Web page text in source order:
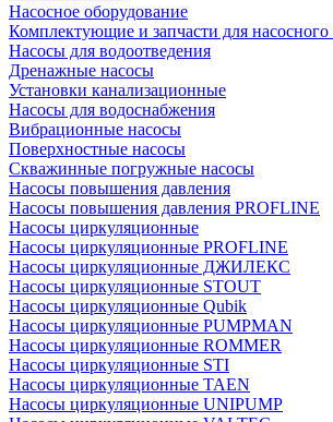
Насосное оборудование
Комплектующие и запчасти для насосного
Насосы для водоотведения
Дренажные насосы
Установки канализационные
Насосы для водоснабжения
Вибрационные насосы
Поверхностные насосы
Скважинные погружные насосы
Насосы повышения давления
Насосы повышения давления PROFLINE
Насосы циркуляционные
Насосы циркуляционные PROFLINE
Насосы циркуляционные ДЖИЛЕКС
Насосы циркуляционные STOUT
Насосы циркуляционные Qubik
Насосы циркуляционные PUMPMAN
Насосы циркуляционные ROMMER
Насосы циркуляционные STI
Насосы циркуляционные TAEN
Насосы циркуляционные UNIPUMP